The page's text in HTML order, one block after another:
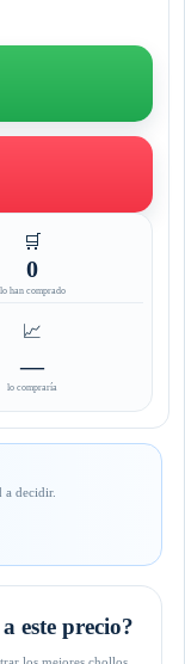
🛒
0
lo han comprado
📈
—
lo compraría
a decidir.
este precio?